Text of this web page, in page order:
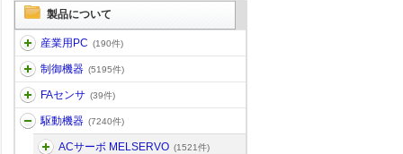
製品について
産業用PC (190件)
制御機器 (5195件)
FAセンサ (39件)
駆動機器 (7240件)
ACサーボ MELSERVO (1521件)